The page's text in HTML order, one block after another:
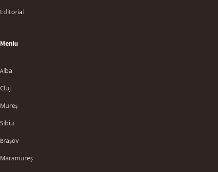
Editorial
Meniu
Alba
Cluj
Mureș
Sibiu
Brașov
Maramureș